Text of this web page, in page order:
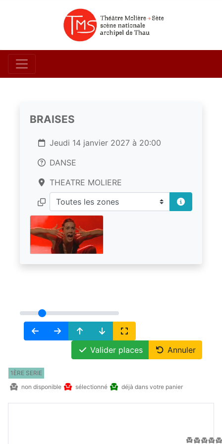
BRAISES
Jeudi 14 janvier 2027 à 20:00
DANSE
THEATRE MOLIERE
Valider places Annuler
1ÈRE SERIE
non disponible
sélectionné déjà dans votre panier